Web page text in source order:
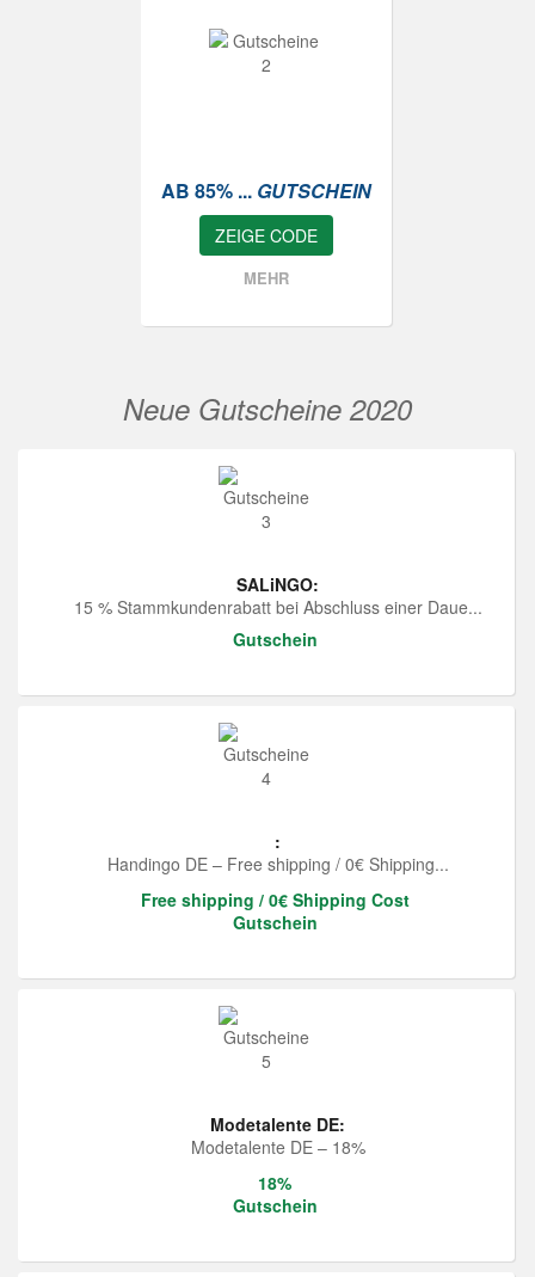
AB 85% ... GUTSCHEIN
ZEIGE CODE
MEHR
Neue Gutscheine 2020
SALiNGO:
15 % Stammkundenrabatt bei Abschluss einer Daue...
Gutschein
:
Handingo DE – Free shipping / 0€ Shipping...
Free shipping / 0€ Shipping Cost
Gutschein
Modetalente DE:
Modetalente DE – 18%
18%
Gutschein